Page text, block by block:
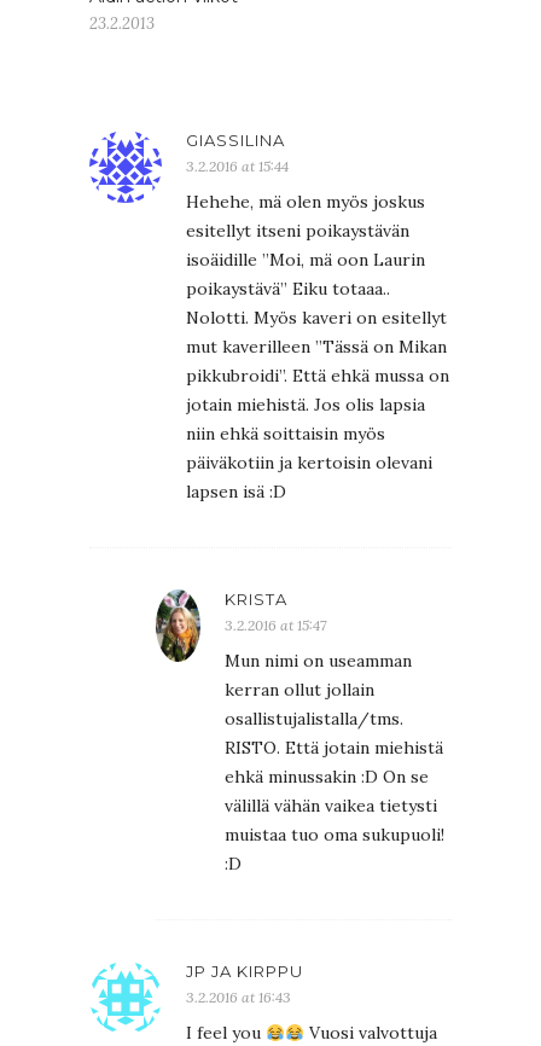
23.2.2013
GIASSILINA
3.2.2016 at 15:44
Hehehe, mä olen myös joskus
esitellyt itseni poikaystävän
isoäidille ”Moi, mä oon Laurin
poikaystävä” Eiku totaaa..
Nolotti. Myös kaveri on esitellyt
mut kaverilleen ”Tässä on Mikan
pikkubroidi”. Että ehkä mussa on
jotain miehistä. Jos olis lapsia
niin ehkä soittaisin myös
päiväkotiin ja kertoisin olevani
lapsen isä :D
KRISTA
3.2.2016 at 15:47
Mun nimi on useamman
kerran ollut jollain
osallistujalistalla/tms.
RISTO. Että jotain miehistä
ehkä minussakin :D On se
välillä vähän vaikea tietysti
muistaa tuo oma sukupuoli!
:D
JP JA KIRPPU
3.2.2016 at 16:43
I feel you
Vuosi valvottuja